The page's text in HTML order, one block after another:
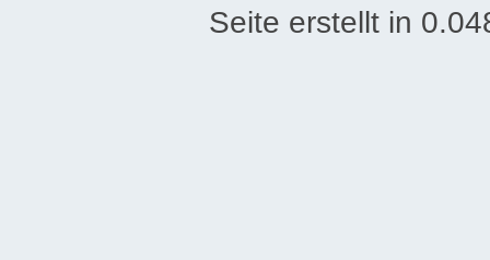
Seite erstellt in